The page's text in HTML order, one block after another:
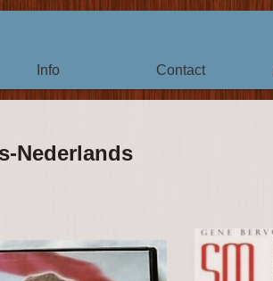
Info Contact
Nederlands